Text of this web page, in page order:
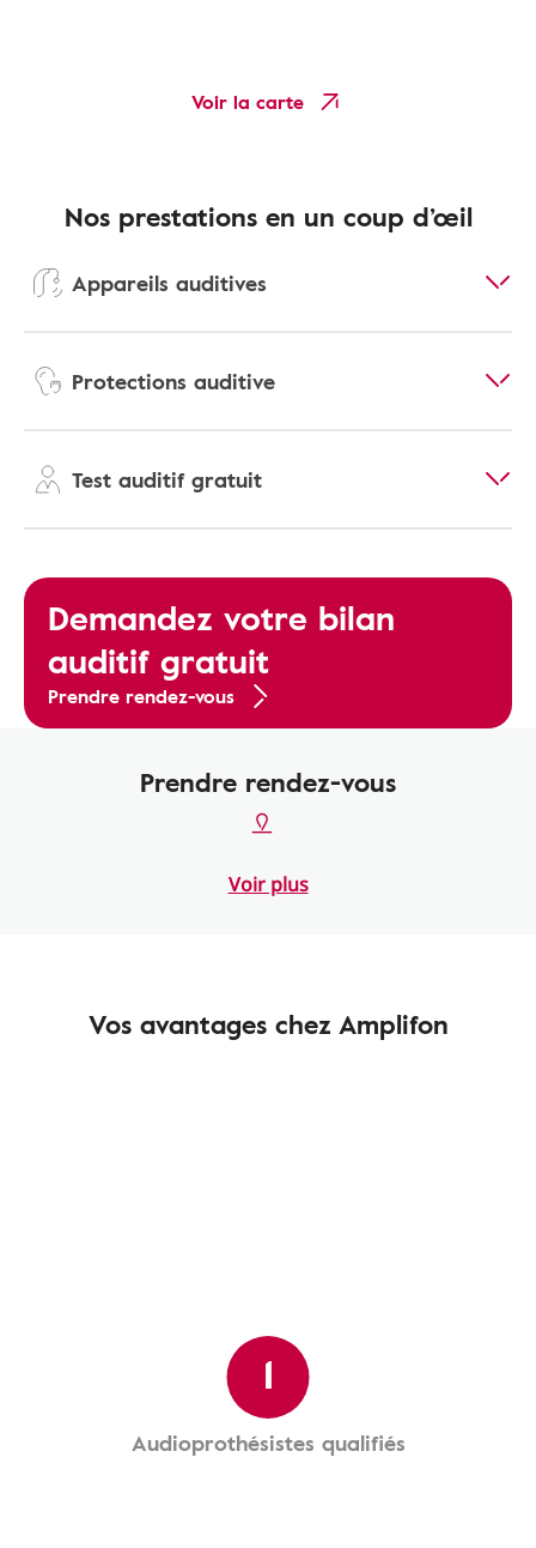
Voir la carte
Nos prestations en un coup d’œil
Appareils auditives
Protections auditive
Test auditif gratuit
Demandez votre bilan
auditif gratuit
Prendre rendez-vous
Prendre rendez-vous
Voir plus
Vos avantages chez Amplifon
1
Audioprothésistes qualifiés